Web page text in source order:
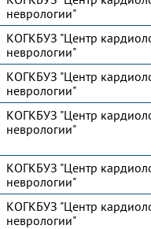
неврологии"
КОГКБУЗ "Центр
неврологии"
КОГКБУЗ "Центр
неврологии"
КОГКБУЗ "Центр
неврологии"
КОГКБУЗ "Центр
неврологии"
КОГКБУЗ "Центр
неврологии"